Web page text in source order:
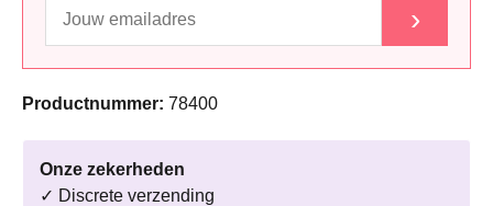
›
Productnummer: 78400
Onze zekerheden
✓ Discrete verzending